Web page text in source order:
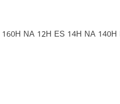
NA 12H ES 14H NA 140H